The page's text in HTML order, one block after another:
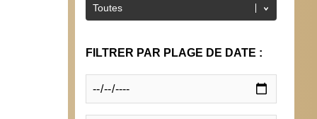
FILTRER PAR PLAGE DE DATE :